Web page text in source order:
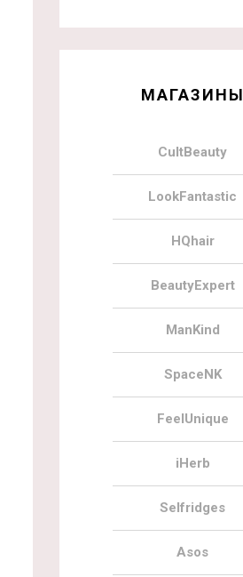
МАГАЗИНЫ
CultBeauty
LookFantastic
HQhair
BeautyExpert
ManKind
SpaceNK
FeelUnique
iHerb
Selfridges
Asos